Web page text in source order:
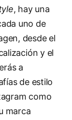
, hay una
uno de
desde el
y el
a
de estilo
como
marca